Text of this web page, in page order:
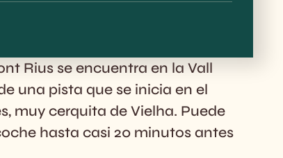
Rius se encuentra en la Vall
una pista que se inicia en el
muy cerquita de Vielha. Puede
hasta casi 20 minutos antes